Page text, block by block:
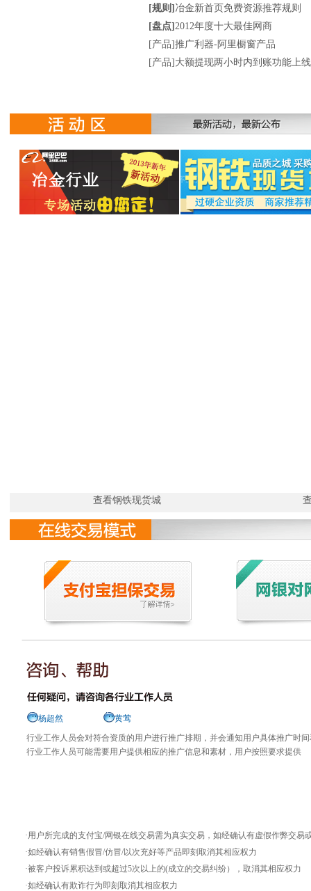
huitaisteel
泰州
shbaogong88
jinhao2006
apbochao
安平
[规则] 冶金新首页免费资源推荐规则
[盘点] 2012年度十大最佳网商
[产品]推广利器-阿里橱窗产品
[产品]大额提现两小时内到账功能上
查看钢铁现货城
杨超然
黄莺
行业工作人员会对符合资质的用户进行推广排期，并会通知用户具体推广时
行业工作人员可能需要用户提供相应的推广信息和素材，用户按照要求提供
·用户所完成的支付宝/网银在线交易需为真实交易，如经确认有虚假作弊交
·如经确认有销售假冒/仿冒/以次充好等产品即刻取消其相应权力
·被客户投诉累积达到或超过5次以上的(成立的交易纠纷），取消其相应权力
·如经确认有欺诈行为即刻取消其相应权力